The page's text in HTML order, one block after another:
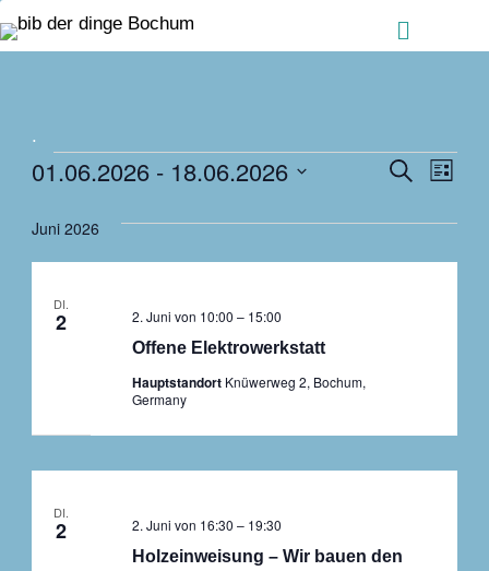
Menü
.
Veranstaltungen
und
Ansichten,
Suche
Liste
01.06.2026 - 18.06.2026
wählen.
Juni 2026
DI.
2
Offene Elektrowerkstatt
2. Juni von 10:00 – 15:00
Hauptstandort Knüwerweg 2, Bochum,
Germany
DI.
2
Holzeinweisung – Wir bauen den
2. Juni von 16:30 – 19:30